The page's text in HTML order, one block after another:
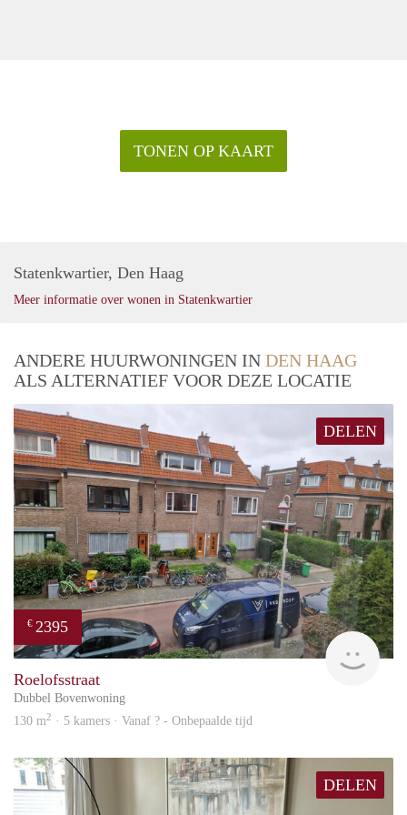
TONEN OP KAART
Statenkwartier, Den Haag
Meer informatie over wonen in Statenkwartier
ANDERE HUURWONINGEN IN DEN HAAG
ALS ALTERNATIEF VOOR DEZE LOCATIE
DELEN
€ 2395
Roelofsstraat
Dubbel Bovenwoning
130 m2 · 5 kamers · Vanaf ? - Onbepaalde tijd
DELEN